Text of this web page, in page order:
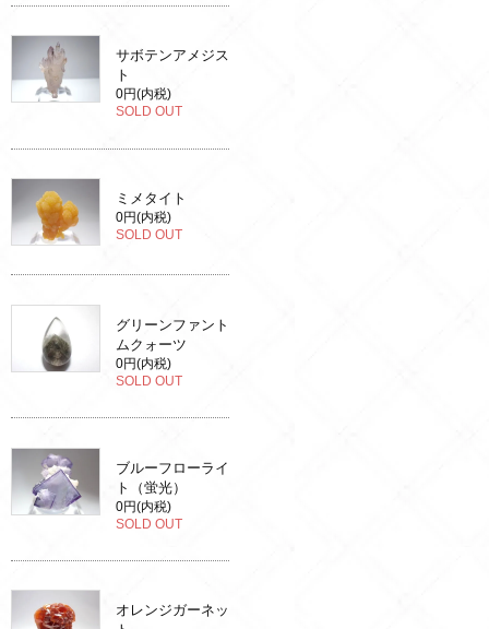
サボテンアメジス
ト
0円(内税)
SOLD OUT
ミメタイト
0円(内税)
SOLD OUT
グリーンファント
ムクォーツ
0円(内税)
SOLD OUT
ブルーフローライ
ト（蛍光）
0円(内税)
SOLD OUT
オレンジガーネッ